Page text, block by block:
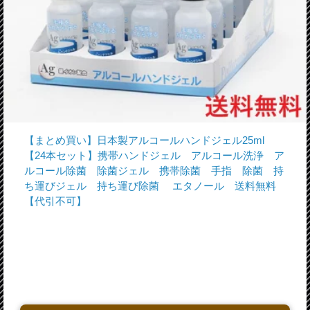
【まとめ買い】日本製アルコールハンドジェル25ml
【24本セット】携帯ハンドジェル アルコール洗浄 ア
ルコール除菌 除菌ジェル 携帯除菌 手指 除菌 持
ち運びジェル 持ち運び除菌 エタノール 送料無料
【代引不可】